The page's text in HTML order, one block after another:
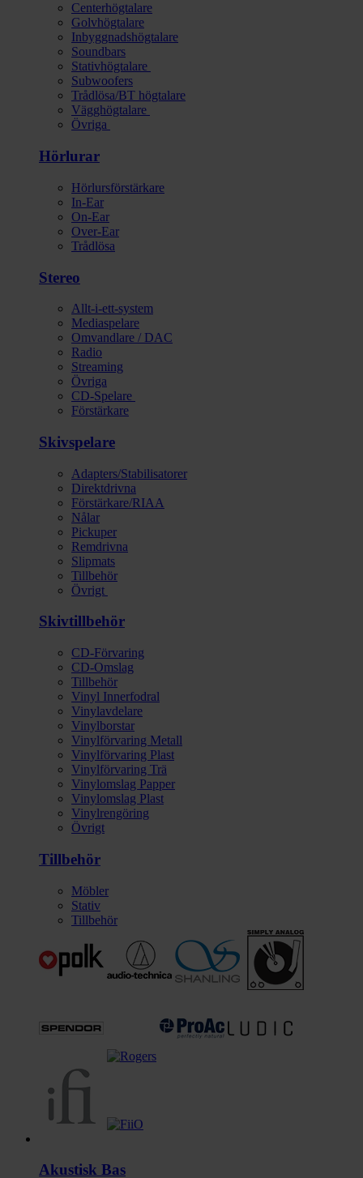
Centerhögtalare
Golvhögtalare
Inbyggnadshögtalare
Soundbars
Stativhögtalare
Subwoofers
Trådlösa/BT högtalare
Vägghögtalare
Övriga
Hörlurar
Hörlursförstärkare
In-Ear
On-Ear
Over-Ear
Trådlösa
Stereo
Allt-i-ett-system
Mediaspelare
Omvandlare / DAC
Radio
Streaming
Övriga
CD-Spelare
Förstärkare
Skivspelare
Adapters/Stabilisatorer
Direktdrivna
Förstärkare/RIAA
Nålar
Pickuper
Remdrivna
Slipmats
Tillbehör
Övrigt
Skivtillbehör
CD-Förvaring
CD-Omslag
Tillbehör
Vinyl Innerfodral
Vinylavdelare
Vinylborstar
Vinylförvaring Metall
Vinylförvaring Plast
Vinylförvaring Trä
Vinylomslag Papper
Vinylomslag Plast
Vinylrengöring
Övrigt
Tillbehör
Möbler
Stativ
Tillbehör
Akustisk Bas